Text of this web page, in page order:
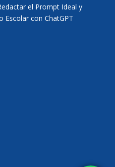
el Prompt Ideal y
Escolar con ChatGPT